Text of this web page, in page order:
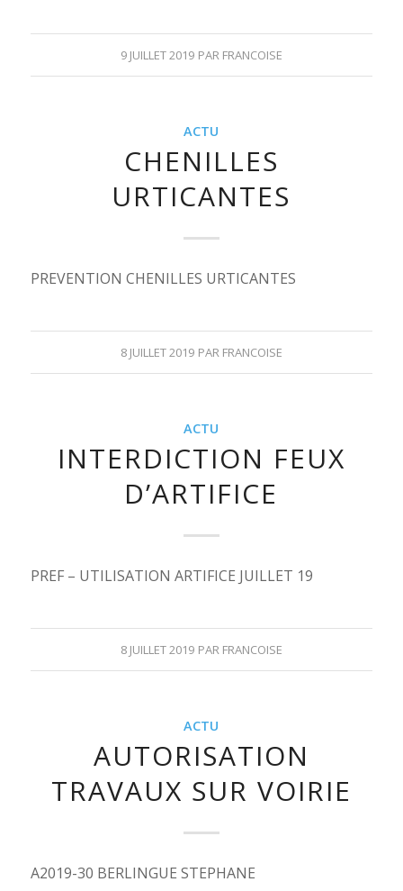
9 JUILLET 2019 PAR FRANCOISE
ACTU
CHENILLES
URTICANTES
PREVENTION CHENILLES URTICANTES
8 JUILLET 2019 PAR FRANCOISE
ACTU
INTERDICTION FEUX
D’ARTIFICE
PREF – UTILISATION ARTIFICE JUILLET 19
8 JUILLET 2019 PAR FRANCOISE
ACTU
AUTORISATION
TRAVAUX SUR VOIRIE
A2019-30 BERLINGUE STEPHANE